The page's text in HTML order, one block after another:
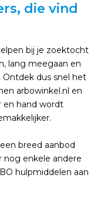
die vind
bij je zoektocht
lang meegaan en
Ontdek dus snel het
arbowinkel.nl en
en hand wordt
breed aanbod
nog enkele andere
hulpmiddelen aan